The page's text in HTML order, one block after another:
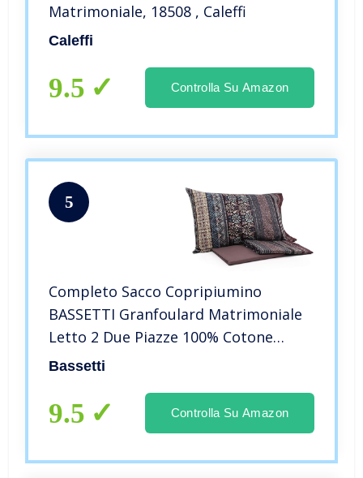
Matrimoniale, 18508 , Caleffi
Caleffi
9.5 Controlla Su Amazon
5
Completo Sacco Copripiumino
BASSETTI Granfoulard Matrimoniale
Letto 2 Due Piazze 100% Cotone
Sacco + Sotto con angoli + Federe
Bassetti
9.5 Controlla Su Amazon